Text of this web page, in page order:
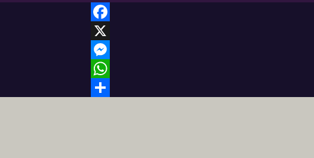
Facebook
X
Messenger
WhatsApp